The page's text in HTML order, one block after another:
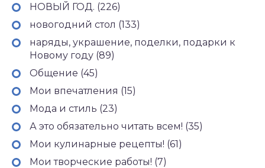
НОВЫЙ ГОД. (226)
новогодний стол (133)
наряды, украшение, поделки, подарки к
Новому году (89)
Общение (45)
Мои впечатления (15)
Мода и стиль (23)
А это обязательно читать всем! (35)
Мои кулинарные рецепты! (61)
Мои творческие работы! (7)